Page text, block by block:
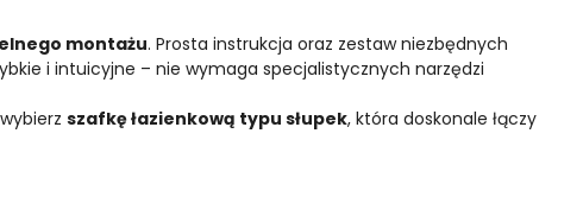
montażu. Prosta instrukcja oraz zestaw niezbędnych
i intuicyjne – nie wymaga specjalistycznych narzędzi
szafkę łazienkową typu słupek, która doskonale łączy